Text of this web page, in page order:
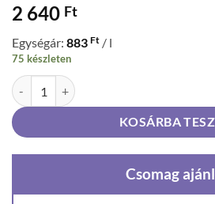
2 640 Ft
Egységár: 883 Ft / l
75 készleten
Coccolino Fresh Happy Yellow XXL
KOSÁRBA
Csomag